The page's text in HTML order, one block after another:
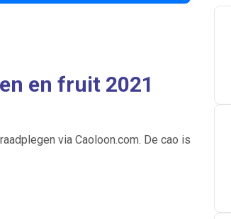
en fruit 2021
via Caoloon.com. De cao is